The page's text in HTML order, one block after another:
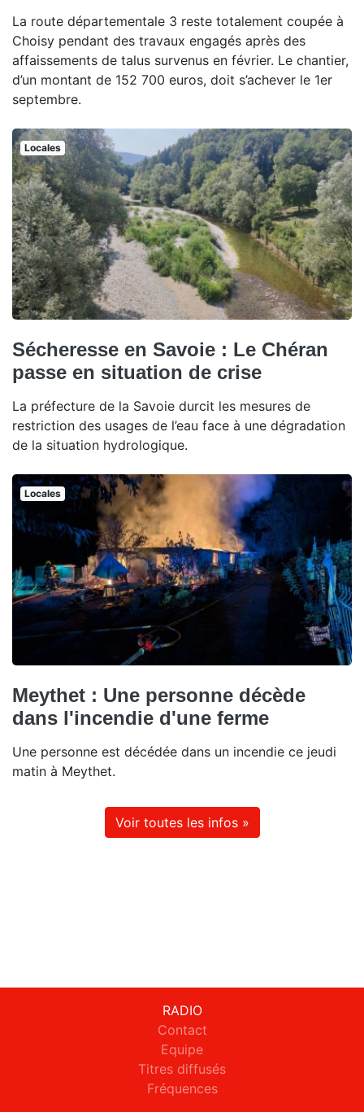
La route départementale 3 reste totalement coupée à
Choisy pendant des travaux engagés après des
affaissements de talus survenus en février. Le chantier,
d’un montant de 152 700 euros, doit s’achever le 1er
septembre.
Locales
Sécheresse en Savoie : Le Chéran
passe en situation de crise
La préfecture de la Savoie durcit les mesures de
restriction des usages de l’eau face à une dégradation
de la situation hydrologique.
Locales
Meythet : Une personne décède
dans l'incendie d'une ferme
Une personne est décédée dans un incendie ce jeudi
matin à Meythet.
Voir toutes les infos »
RADIO
Contact
Equipe
Titres diffusés
Fréquences